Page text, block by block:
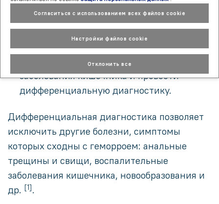
пальцевое исследование;
аноскопия;
ректороманоскопия и колоноскопия —
чтобы выявить сопутствующие
заболевания кишечника и провести
дифференциальную диагностику.
Дифференциальная диагностика позволяет
исключить другие болезни, симптомы
которых сходны с геморроем: анальные
трещины и свищи, воспалительные
заболевания кишечника, новообразования и
др. [1].
Согласиться с использованием всех файлов cookie
Настройки файлов cookie
Отклонить все